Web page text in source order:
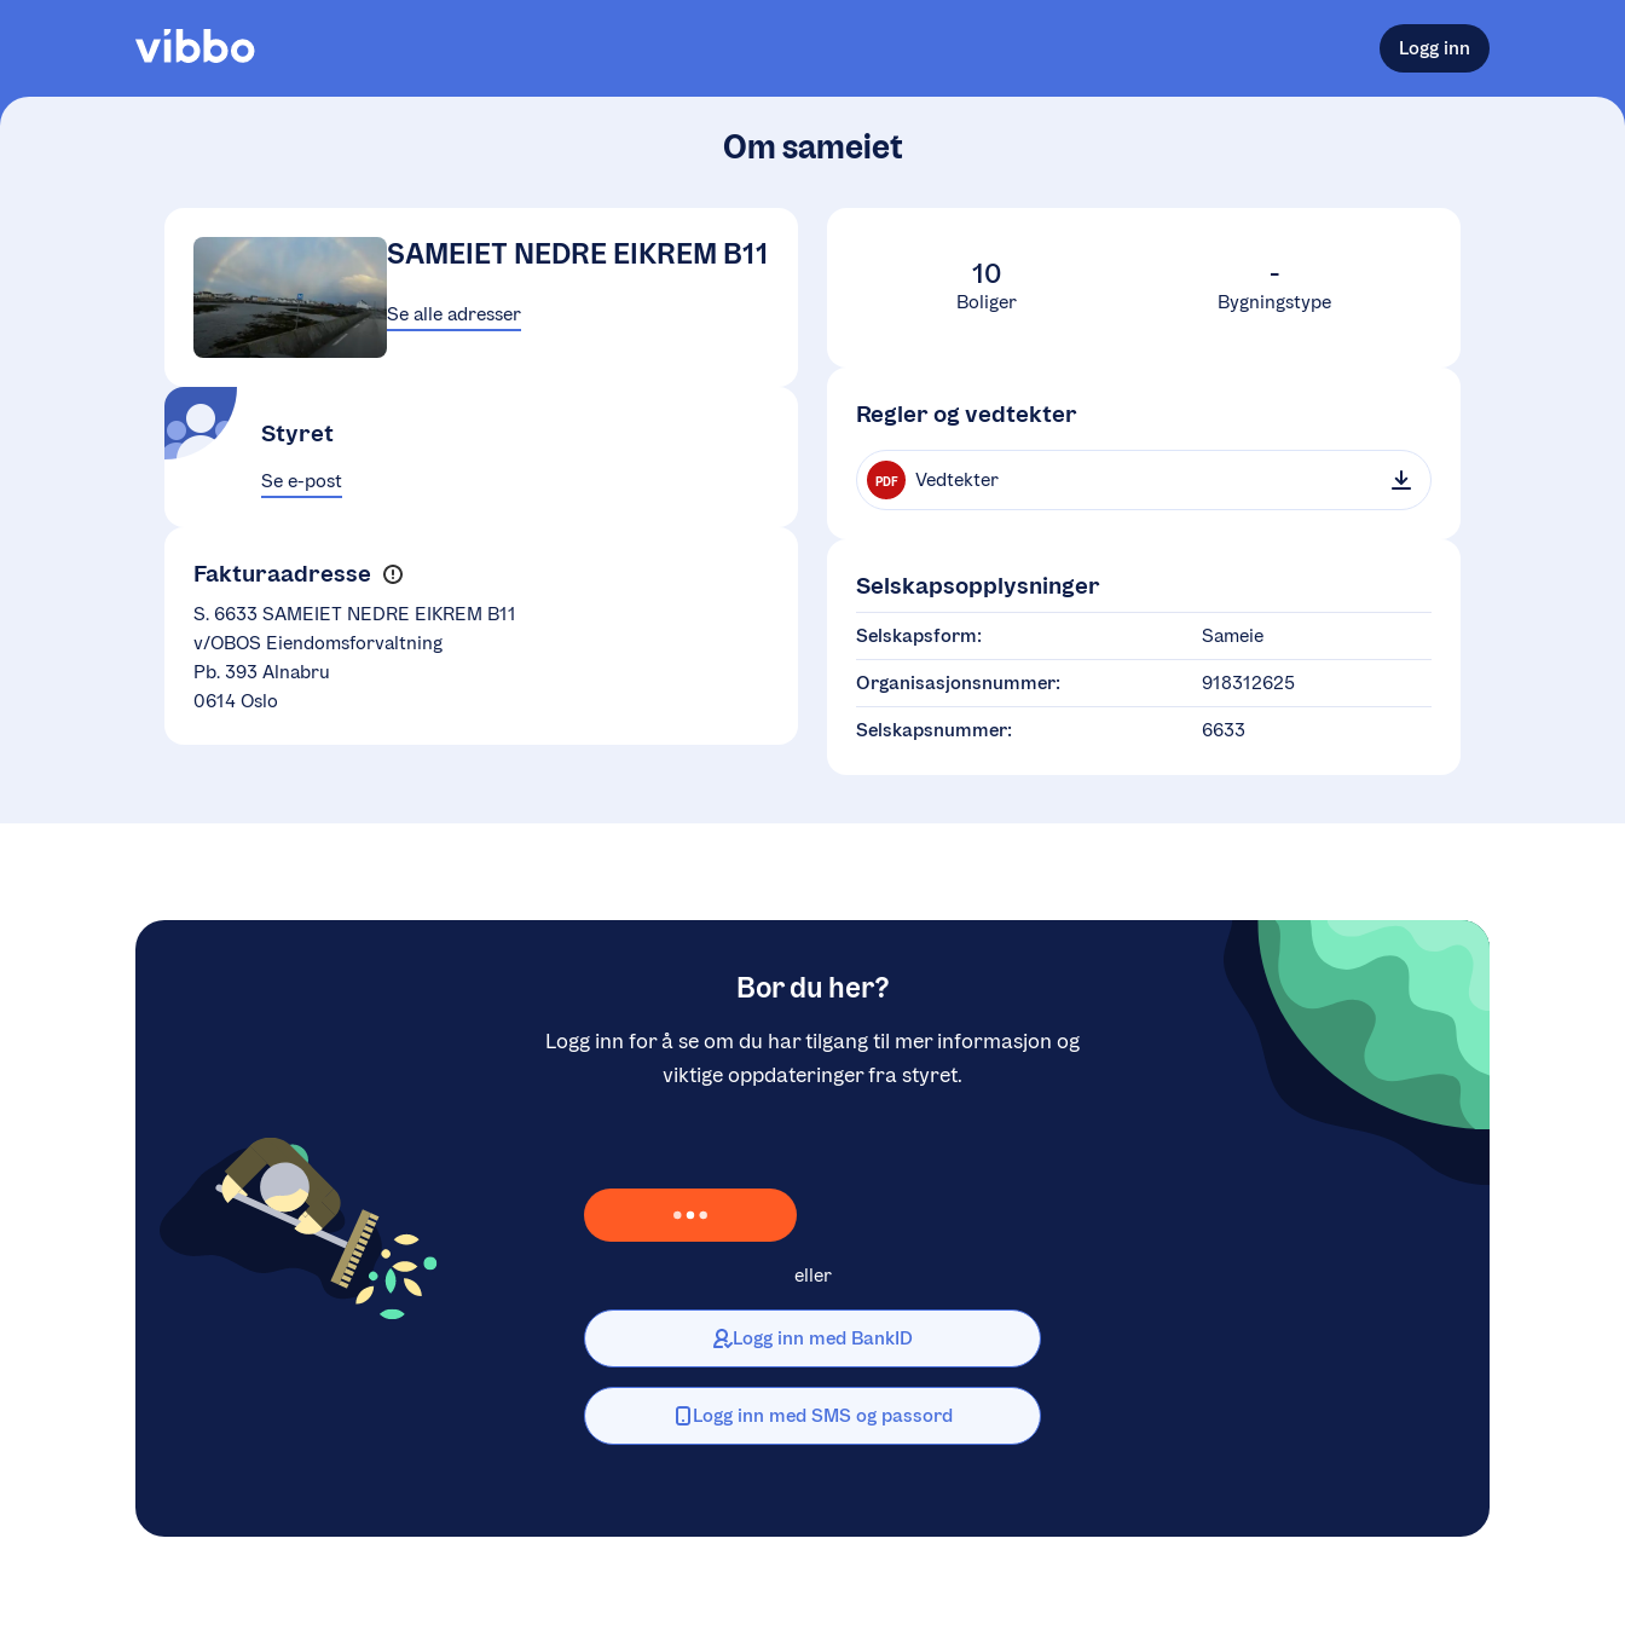
Logg inn
Om sameiet
SAMEIET NEDRE EIKREM B11
Se alle adresser
Styret
Se e-post
Fakturaadresse
S. 6633 SAMEIET NEDRE EIKREM B11
v/OBOS Eiendomsforvaltning
Pb. 393 Alnabru
0614 Oslo
10
Boliger
-
Bygningstype
Regler og vedtekter
PDF Vedtekter
Selskapsopplysninger
Selskapsform: Sameie
Organisasjonsnummer: 918312625
Selskapsnummer: 6633
Bor du her?
Logg inn for å se om du har tilgang til mer informasjon og
viktige oppdateringer fra styret.
Laster inn Vipps …
eller
Logg inn med BankID
Logg inn med SMS og passord